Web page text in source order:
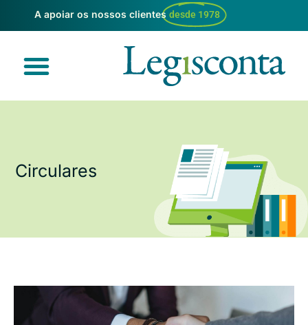
A apoiar os nossos clientes desde 1978
Circulares